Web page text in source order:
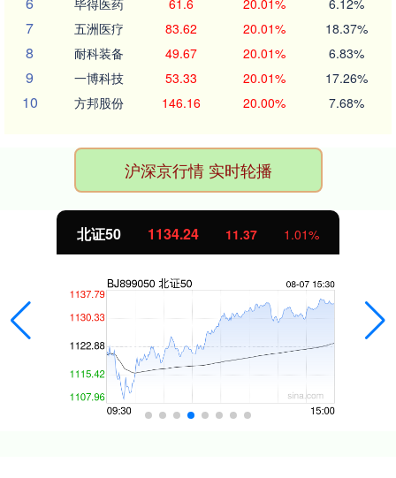
7 五洲医疗 83.62 20.01% 18.37%
8 耐科装备 49.67 20.01% 6.83%
9 一博科技 53.33 20.01% 17.26%
10 方邦股份 146.16 20.00% 7.68%
沪深京行情 实时轮播
北证50 1134.24 11.37 1.01%